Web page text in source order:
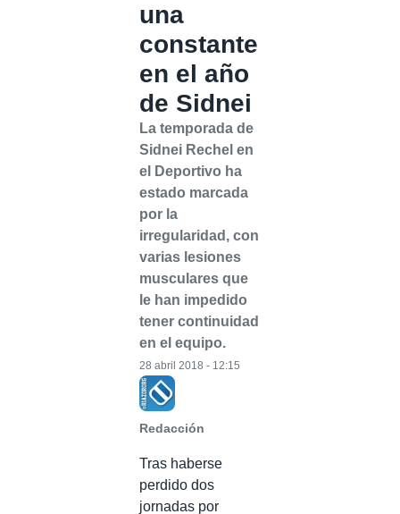
una
constante
en el año
de Sidnei
La temporada de
Sidnei Rechel en
el Deportivo ha
estado marcada
por la
irregularidad, con
varias lesiones
musculares que
le han impedido
tener continuidad
en el equipo.
Redacción
28 abril 2018 - 12:15
Tras haberse
perdido dos
jornadas por